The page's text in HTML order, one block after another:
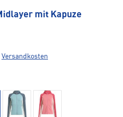
mit Kapuze
Versandkosten